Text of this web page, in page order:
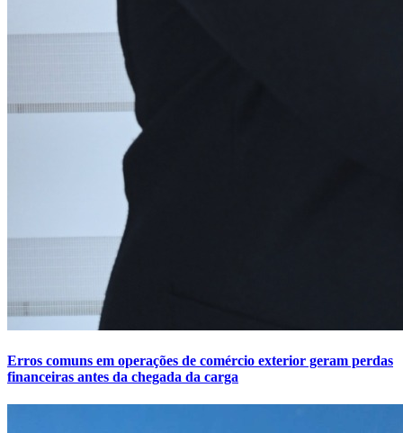
Erros comuns em operações de comércio exterior geram perdas
financeiras antes da chegada da carga